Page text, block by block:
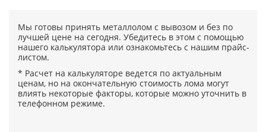
Мы готовы принять металлолом с вывозом и без по
лучшей цене на сегодня. Убедитесь в этом с помощью
нашего калькулятора или ознакомьтесь с нашим прайс-
листом.
* Расчет на калькуляторе ведется по актуальным
ценам, но на окончательную стоимость лома могут
влиять некоторые факторы, которые можно уточнить в
телефонном режиме.